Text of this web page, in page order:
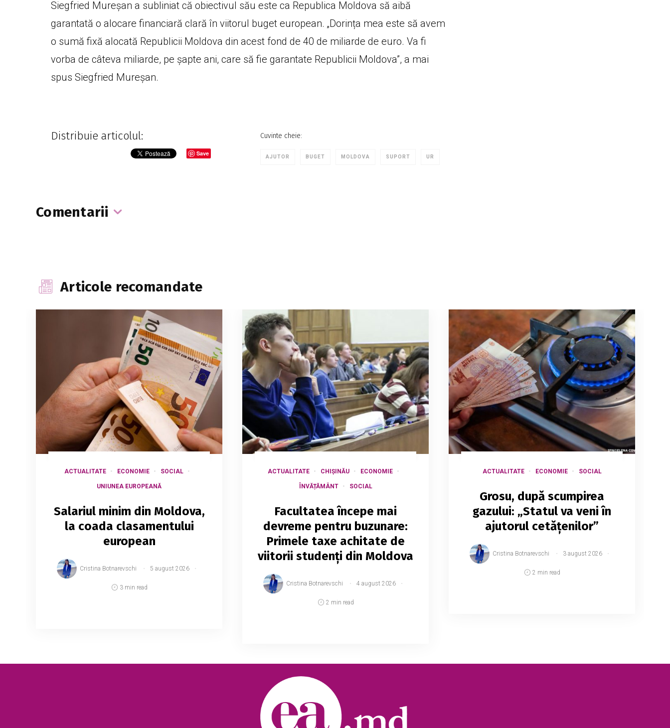
Siegfried Mureșan a subliniat că obiectivul său este ca Republica Moldova să aibă
garantată o alocare financiară clară în viitorul buget european. „Dorința mea este să avem
o sumă fixă alocată Republicii Moldova din acest fond de 40 de miliarde de euro. Va fi
vorba de câteva miliarde, pe șapte ani, care să fie garantate Republicii Moldova”, a mai
spus Siegfried Mureșan.
Distribuie articolul:
Save
Cuvinte cheie:
AJUTOR BUGET MOLDOVA SUPORT UR
Comentarii
Articole recomandate
ACTUALITATE ECONOMIE SOCIAL
UNIUNEA EUROPEANĂ
Salariul minim din Moldova,
la coada clasamentului
european
Cristina Botnarevschi 5 august 2026
3 min read
ACTUALITATE CHIȘINĂU ECONOMIE
ÎNVĂȚĂMÂNT SOCIAL
Facultatea începe mai
devreme pentru buzunare:
Primele taxe achitate de
viitorii studenți din Moldova
Cristina Botnarevschi 4 august 2026
2 min read
anului u...
ACTUALITATE ECONOMIE SOCIAL
Grosu, după scumpirea
gazului: „Statul va veni în
ajutorul cetățenilor”
Cristina Botnarevschi 3 august 2026
2 min read